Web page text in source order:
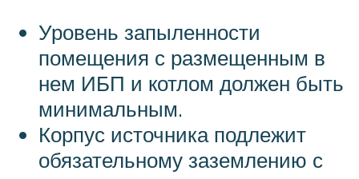
Уровень запыленности
помещения с размещенным в
нем ИБП и котлом должен быть
минимальным.
Корпус источника подлежит
обязательному заземлению с